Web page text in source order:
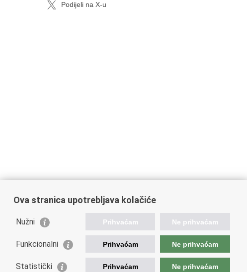
Podijeli na X-u
Korisne poveznice
Vlada RH
Ova stranica upotrebljava kolačiće
Nužni Prihvaćam Ne prihvaćam
Funkcionalni Prihvaćam Ne prihvaćam
Statistički Prihvaćam Ne prihvaćam